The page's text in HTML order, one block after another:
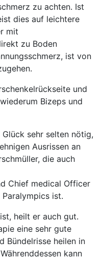
zu achten. Ist
dies auf leichtere
mit
zu Boden
ist von
und
Bizeps und
sehr selten nötig,
Ausrissen an
die auch
Chief medical Officer
ist.
heilt er auch gut.
eine sehr gute
Bündelrisse heilen in
kann